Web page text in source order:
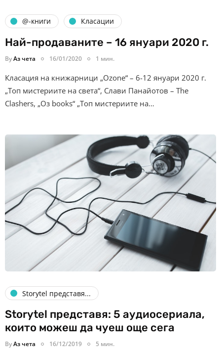
@-книги Класации
Най-продаваните – 16 януари 2020 г.
ByАз чета 16/01/2020 1 мин.
Класация на книжарници „Ozone“ – 6-12 януари 2020 г.
„Топ мистериите на света“, Слави Панайотов – The
Clashers, „Оз books“ „Топ мистериите на…
Storytel представя...
Storytel представя: 5 аудиосериала,
които можеш да чуеш още сега
ByАз чета 16/12/2019 5 мин.